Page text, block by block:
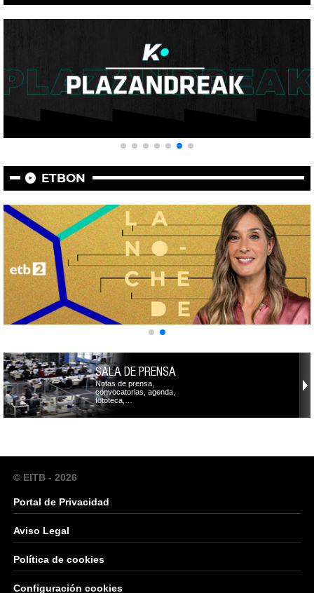
ETBON
SALA DE PRENSA
Notas de prensa,
convocatorias, agenda,
fototeca,…
© EITB - 2026
Portal de Privacidad
Aviso Legal
Política de cookies
Configuración cookies